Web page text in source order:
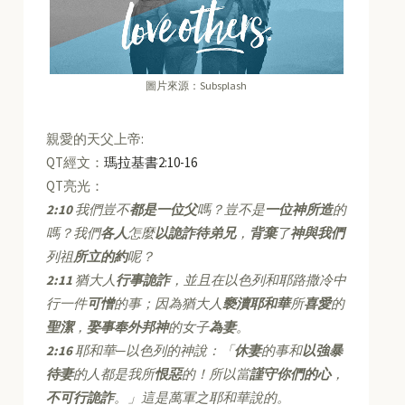
圖片來源：Subsplash
親愛的天父上帝:
QT經文：瑪拉基書2:10-16
QT亮光：
2:10我們豈不都是一位父嗎？豈不是一位神所造的
嗎？我們各人怎麼以詭詐待弟兄， 背棄了神與我們
列祖所立的約呢？
2:11 猶大人行事詭詐，並且在以色列和耶路撒冷中
行一件可憎的事；因為猶大人褻瀆耶和華所喜愛的
聖潔， 娶事奉外邦神的女子為妻。
2:16耶和華─以色列的神說：「休妻的事和以強暴
待妻的人都是我所恨惡的！所以當謹守你們的心，
不可行詭詐。」這是萬軍之耶和華說的。